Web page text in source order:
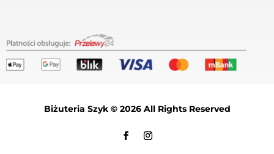
Biżuteria Szyk © 2026 All Rights Reserved